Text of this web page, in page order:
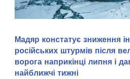
видобутку природних ресурсів.
Льодовитого океану, яка донедавна
шарами криги й залишалася
судноплавства, за прогнозами
Мадяр констатує зниження
російських штурмів після
ворога наприкінці липня і
найближчі тижні